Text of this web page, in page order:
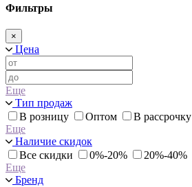
Фильтры
×
Цена
Еще
Тип продаж
В розницу
Оптом
В рассрочку
Еще
Наличие скидок
Все скидки
0%-20% 20%-40%
Еще
Бренд